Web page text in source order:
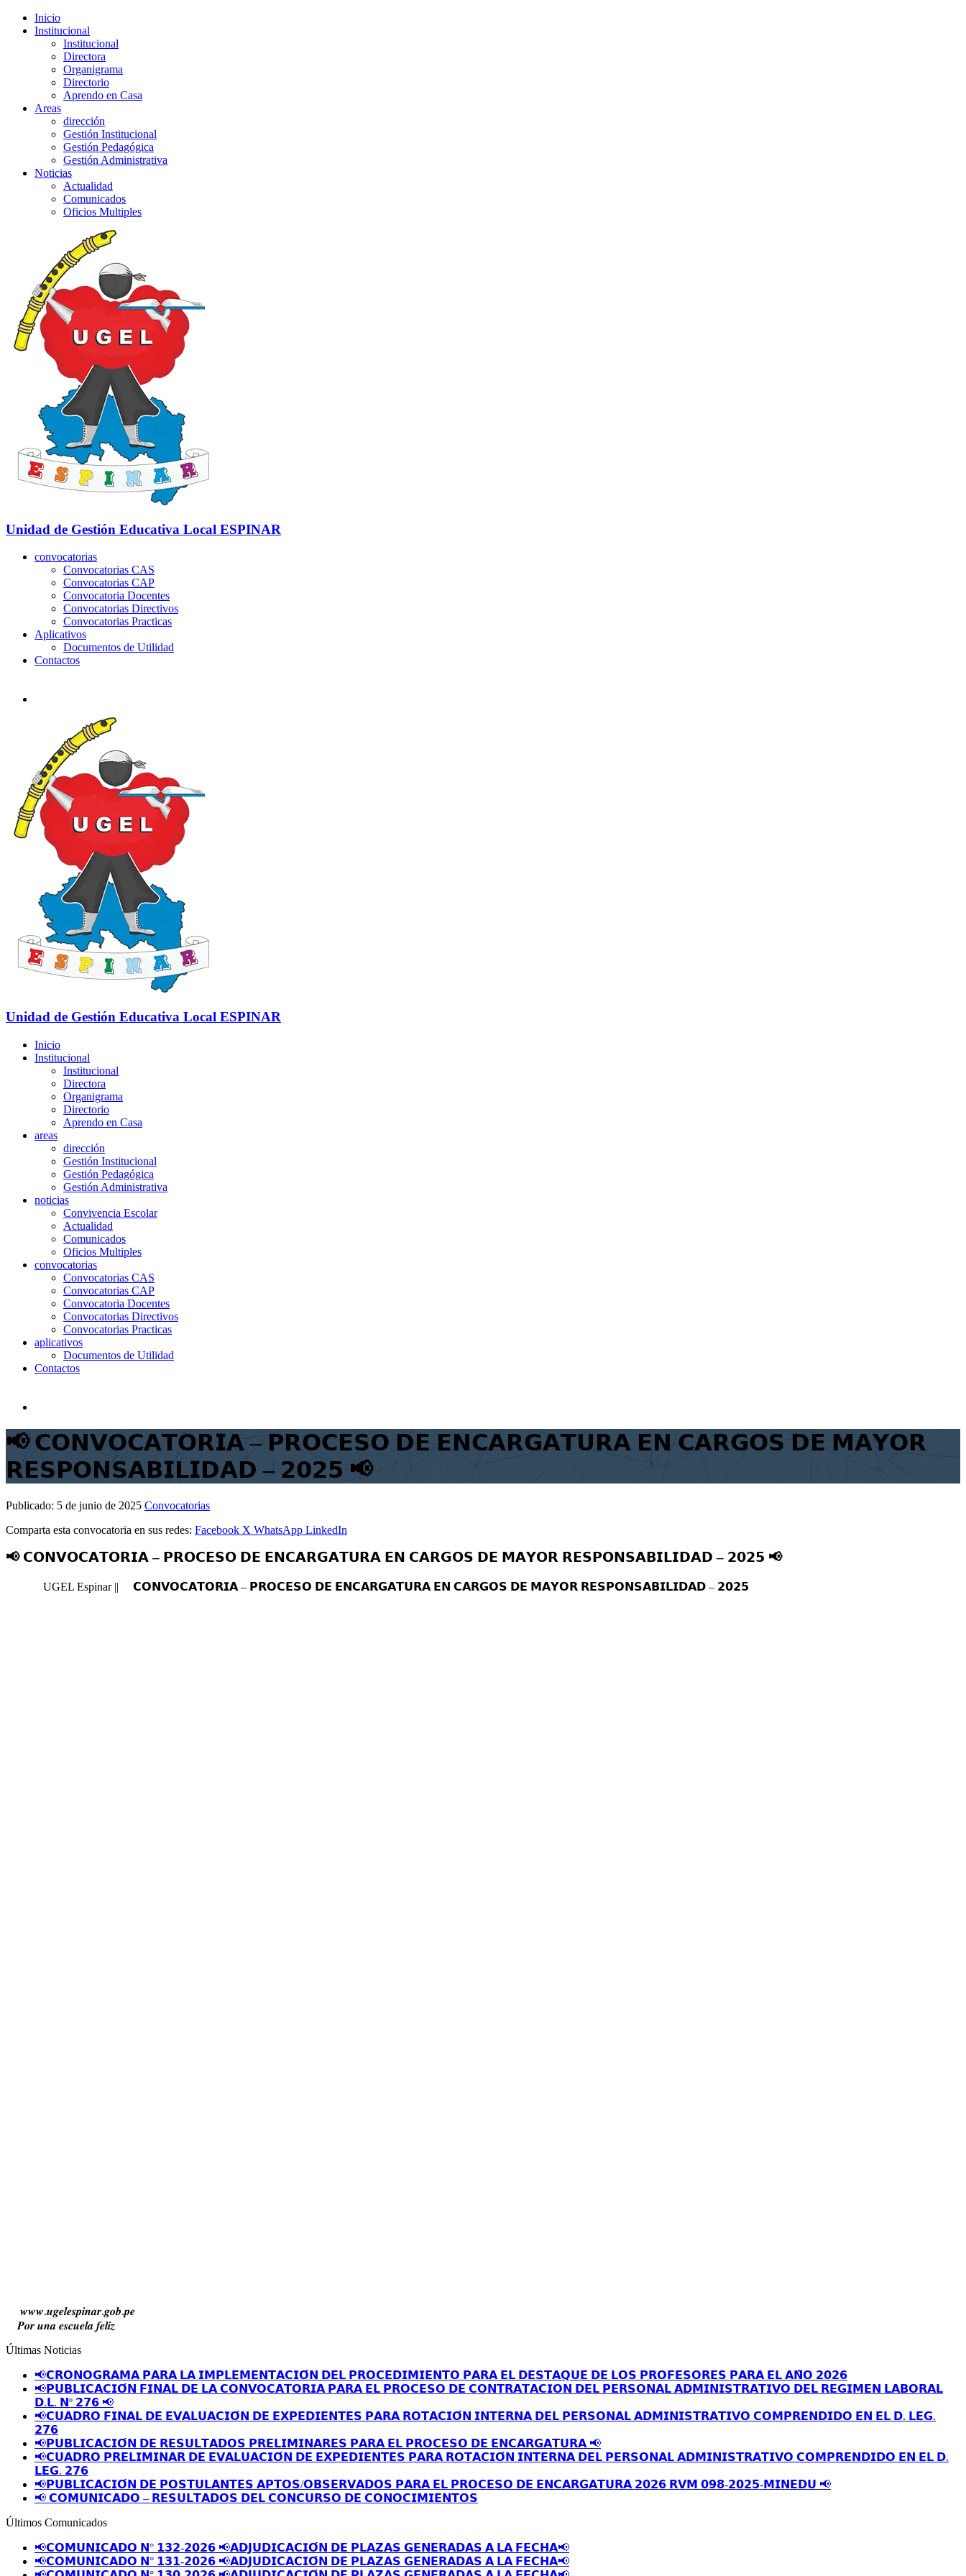
Inicio
Institucional
Institucional
Directora
Organigrama
Directorio
Aprendo en Casa
Areas
dirección
Gestión Institucional
Gestión Pedagógica
Gestión Administrativa
Noticias
Actualidad
Comunicados
Oficios Multiples
Unidad de Gestión Educativa Local ESPINAR
convocatorias
Convocatorias CAS
Convocatorias CAP
Convocatoria Docentes
Convocatorias Directivos
Convocatorias Practicas
Aplicativos
Documentos de Utilidad
Contactos
Unidad de Gestión Educativa Local ESPINAR
Inicio
Institucional
Institucional
Directora
Organigrama
Directorio
Aprendo en Casa
areas
dirección
Gestión Institucional
Gestión Pedagógica
Gestión Administrativa
noticias
Convivencia Escolar
Actualidad
Comunicados
Oficios Multiples
convocatorias
Convocatorias CAS
Convocatorias CAP
Convocatoria Docentes
Convocatorias Directivos
Convocatorias Practicas
aplicativos
Documentos de Utilidad
Contactos
📢 𝗖𝗢𝗡𝗩𝗢𝗖𝗔𝗧𝗢𝗥𝗜𝗔 – 𝗣𝗥𝗢𝗖𝗘𝗦𝗢 𝗗𝗘 𝗘𝗡𝗖𝗔𝗥𝗚𝗔𝗧𝗨𝗥𝗔 𝗘𝗡 𝗖𝗔𝗥𝗚𝗢𝗦 𝗗𝗘 𝗠𝗔𝗬𝗢𝗥
𝗥𝗘𝗦𝗣𝗢𝗡𝗦𝗔𝗕𝗜𝗟𝗜𝗗𝗔𝗗 – 𝟮𝟬𝟮𝟱 📢
Publicado: 5 de junio de 2025 Convocatorias
Comparta esta convocatoria en sus redes: Facebook X WhatsApp LinkedIn
📢 𝗖𝗢𝗡𝗩𝗢𝗖𝗔𝗧𝗢𝗥𝗜𝗔 – 𝗣𝗥𝗢𝗖𝗘𝗦𝗢 𝗗𝗘 𝗘𝗡𝗖𝗔𝗥𝗚𝗔𝗧𝗨𝗥𝗔 𝗘𝗡 𝗖𝗔𝗥𝗚𝗢𝗦 𝗗𝗘 𝗠𝗔𝗬𝗢𝗥 𝗥𝗘𝗦𝗣𝗢𝗡𝗦𝗔𝗕𝗜𝗟𝗜𝗗𝗔𝗗 – 𝟮𝟬𝟮𝟱 📢
UGEL Espinar || 𝗖𝗢𝗡𝗩𝗢𝗖𝗔𝗧𝗢𝗥𝗜𝗔 – 𝗣𝗥𝗢𝗖𝗘𝗦𝗢 𝗗𝗘 𝗘𝗡𝗖𝗔𝗥𝗚𝗔𝗧𝗨𝗥𝗔 𝗘𝗡 𝗖𝗔𝗥𝗚𝗢𝗦 𝗗𝗘 𝗠𝗔𝗬𝗢𝗥 𝗥𝗘𝗦𝗣𝗢𝗡𝗦𝗔𝗕𝗜𝗟𝗜𝗗𝗔𝗗 – 𝟮𝟬𝟮𝟱
𝒘𝒘𝒘.𝒖𝒈𝒆𝒍𝒆𝒔𝒑𝒊𝒏𝒂𝒓.𝒈𝒐𝒃.𝒑𝒆
𝑷𝒐𝒓 𝒖𝒏𝒂 𝒆𝒔𝒄𝒖𝒆𝒍𝒂 𝒇𝒆𝒍𝒊𝒛
Últimas Noticias
📢𝗖𝗥𝗢𝗡𝗢𝗚𝗥𝗔𝗠𝗔 𝗣𝗔𝗥𝗔 𝗟𝗔 𝗜𝗠𝗣𝗟𝗘𝗠𝗘𝗡𝗧𝗔𝗖𝗜𝗢́𝗡 𝗗𝗘𝗟 𝗣𝗥𝗢𝗖𝗘𝗗𝗜𝗠𝗜𝗘𝗡𝗧𝗢 𝗣𝗔𝗥𝗔 𝗘𝗟 𝗗𝗘𝗦𝗧𝗔𝗤𝗨𝗘 𝗗𝗘 𝗟𝗢𝗦 𝗣𝗥𝗢𝗙𝗘𝗦𝗢𝗥𝗘𝗦 𝗣𝗔𝗥𝗔 𝗘𝗟 𝗔𝗡̃𝗢 𝟮𝟬𝟮𝟲
📢𝗣𝗨𝗕𝗟𝗜𝗖𝗔𝗖𝗜𝗢́𝗡 𝗙𝗜𝗡𝗔𝗟 𝗗𝗘 𝗟𝗔 𝗖𝗢𝗡𝗩𝗢𝗖𝗔𝗧𝗢𝗥𝗜𝗔 𝗣𝗔𝗥𝗔 𝗘𝗟 𝗣𝗥𝗢𝗖𝗘𝗦𝗢 𝗗𝗘 𝗖𝗢𝗡𝗧𝗥𝗔𝗧𝗔𝗖𝗜𝗢𝗡 𝗗𝗘𝗟 𝗣𝗘𝗥𝗦𝗢𝗡𝗔𝗟 𝗔𝗗𝗠𝗜𝗡𝗜𝗦𝗧𝗥𝗔𝗧𝗜𝗩𝗢 𝗗𝗘𝗟 𝗥𝗘𝗚𝗜𝗠𝗘𝗡 𝗟𝗔𝗕𝗢𝗥𝗔𝗟
𝗗.𝗟. 𝗡º 𝟮𝟳𝟲 📢
📢𝗖𝗨𝗔𝗗𝗥𝗢 𝗙𝗜𝗡𝗔𝗟 𝗗𝗘 𝗘𝗩𝗔𝗟𝗨𝗔𝗖𝗜𝗢́𝗡 𝗗𝗘 𝗘𝗫𝗣𝗘𝗗𝗜𝗘𝗡𝗧𝗘𝗦 𝗣𝗔𝗥𝗔 𝗥𝗢𝗧𝗔𝗖𝗜𝗢́𝗡 𝗜𝗡𝗧𝗘𝗥𝗡𝗔 𝗗𝗘𝗟 𝗣𝗘𝗥𝗦𝗢𝗡𝗔𝗟 𝗔𝗗𝗠𝗜𝗡𝗜𝗦𝗧𝗥𝗔𝗧𝗜𝗩𝗢 𝗖𝗢𝗠𝗣𝗥𝗘𝗡𝗗𝗜𝗗𝗢 𝗘𝗡 𝗘𝗟 𝗗. 𝗟𝗘𝗚.
𝟮𝟳𝟲
📢𝗣𝗨𝗕𝗟𝗜𝗖𝗔𝗖𝗜𝗢́𝗡 𝗗𝗘 𝗥𝗘𝗦𝗨𝗟𝗧𝗔𝗗𝗢𝗦 𝗣𝗥𝗘𝗟𝗜𝗠𝗜𝗡𝗔𝗥𝗘𝗦 𝗣𝗔𝗥𝗔 𝗘𝗟 𝗣𝗥𝗢𝗖𝗘𝗦𝗢 𝗗𝗘 𝗘𝗡𝗖𝗔𝗥𝗚𝗔𝗧𝗨𝗥𝗔 📢
📢𝗖𝗨𝗔𝗗𝗥𝗢 𝗣𝗥𝗘𝗟𝗜𝗠𝗜𝗡𝗔𝗥 𝗗𝗘 𝗘𝗩𝗔𝗟𝗨𝗔𝗖𝗜𝗢́𝗡 𝗗𝗘 𝗘𝗫𝗣𝗘𝗗𝗜𝗘𝗡𝗧𝗘𝗦 𝗣𝗔𝗥𝗔 𝗥𝗢𝗧𝗔𝗖𝗜𝗢́𝗡 𝗜𝗡𝗧𝗘𝗥𝗡𝗔 𝗗𝗘𝗟 𝗣𝗘𝗥𝗦𝗢𝗡𝗔𝗟 𝗔𝗗𝗠𝗜𝗡𝗜𝗦𝗧𝗥𝗔𝗧𝗜𝗩𝗢 𝗖𝗢𝗠𝗣𝗥𝗘𝗡𝗗𝗜𝗗𝗢 𝗘𝗡 𝗘𝗟 𝗗.
𝗟𝗘𝗚. 𝟮𝟳𝟲
📢𝗣𝗨𝗕𝗟𝗜𝗖𝗔𝗖𝗜𝗢́𝗡 𝗗𝗘 𝗣𝗢𝗦𝗧𝗨𝗟𝗔𝗡𝗧𝗘𝗦 𝗔𝗣𝗧𝗢𝗦/𝗢𝗕𝗦𝗘𝗥𝗩𝗔𝗗𝗢𝗦 𝗣𝗔𝗥𝗔 𝗘𝗟 𝗣𝗥𝗢𝗖𝗘𝗦𝗢 𝗗𝗘 𝗘𝗡𝗖𝗔𝗥𝗚𝗔𝗧𝗨𝗥𝗔 𝟮𝟬𝟮𝟲 𝗥𝗩𝗠 𝟬𝟵𝟴-𝟮𝟬𝟮𝟱-𝗠𝗜𝗡𝗘𝗗𝗨 📢
📢 𝗖𝗢𝗠𝗨𝗡𝗜𝗖𝗔𝗗𝗢 – 𝗥𝗘𝗦𝗨𝗟𝗧𝗔𝗗𝗢𝗦 𝗗𝗘𝗟 𝗖𝗢𝗡𝗖𝗨𝗥𝗦𝗢 𝗗𝗘 𝗖𝗢𝗡𝗢𝗖𝗜𝗠𝗜𝗘𝗡𝗧𝗢𝗦
Últimos Comunicados
📢𝗖𝗢𝗠𝗨𝗡𝗜𝗖𝗔𝗗𝗢 𝗡° 𝟭𝟯𝟮-𝟮𝟬𝟮𝟲 📢𝗔𝗗𝗝𝗨𝗗𝗜𝗖𝗔𝗖𝗜𝗢́𝗡 𝗗𝗘 𝗣𝗟𝗔𝗭𝗔𝗦 𝗚𝗘𝗡𝗘𝗥𝗔𝗗𝗔𝗦 𝗔 𝗟𝗔 𝗙𝗘𝗖𝗛𝗔📢
📢𝗖𝗢𝗠𝗨𝗡𝗜𝗖𝗔𝗗𝗢 𝗡° 𝟭𝟯𝟭-𝟮𝟬𝟮𝟲 📢𝗔𝗗𝗝𝗨𝗗𝗜𝗖𝗔𝗖𝗜𝗢́𝗡 𝗗𝗘 𝗣𝗟𝗔𝗭𝗔𝗦 𝗚𝗘𝗡𝗘𝗥𝗔𝗗𝗔𝗦 𝗔 𝗟𝗔 𝗙𝗘𝗖𝗛𝗔📢